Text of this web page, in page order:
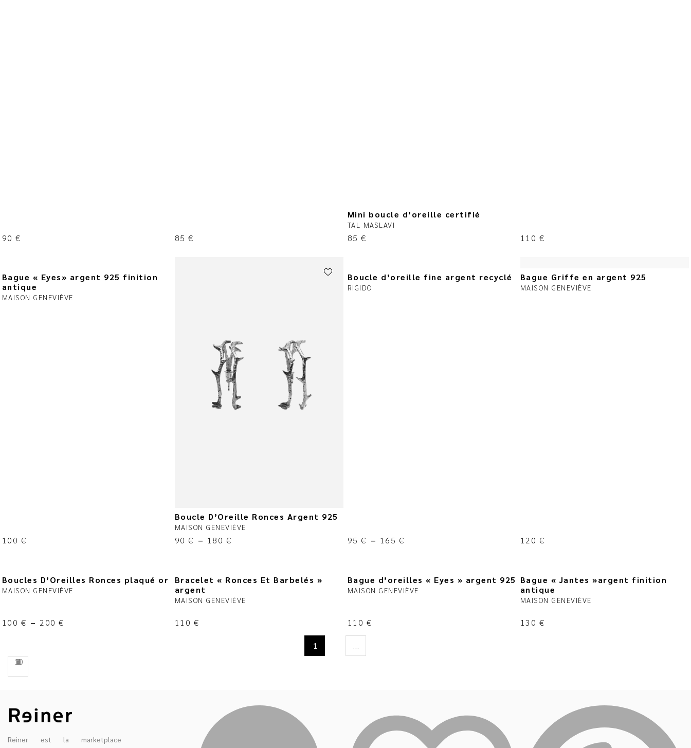
90€ 85€
Mini boucle d’oreille certifié
TAL MASLAVI
85€ 110 €
Bague « Eyes» argent 925 finition
antique
MAISON GENEVIÈVE
100 €
Boucle D’Oreille Ronces Argent 925
MAISON GENEVIÈVE
90€ – 180 €
Boucle d’oreille fine argent recyclé
RIGIDO
95€ – 165 €
Bague Griffe en argent 925
MAISON GENEVIÈVE
120 €
Boucles D’Oreilles Ronces plaqué or
MAISON GENEVIÈVE
100 € – 200€
Bracelet « Ronces Et Barbelés »
argent
MAISON GENEVIÈVE
110 €
Bague d’oreilles « Eyes » argent 925
MAISON GENEVIÈVE
110 €
Bague « Jantes »argent finition
antique
MAISON GENEVIÈVE
130 €
1
2
3
4
8
9
10
Reiner est la marketplace